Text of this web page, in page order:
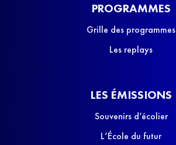
PROGRAMMES
Grille des programmes
Les replays
LES ÉMISSIONS
Souvenirs d’écolier
L’École du futur